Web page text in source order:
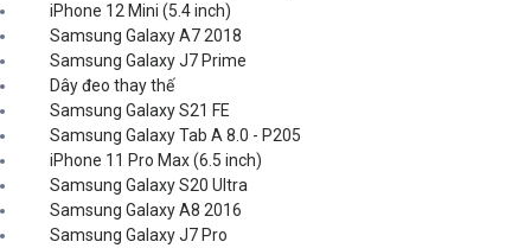
iPhone 12 Mini (5.4 inch)
Samsung Galaxy A7 2018
Samsung Galaxy J7 Prime
Dây đeo thay thế
Samsung Galaxy S21 FE
Samsung Galaxy Tab A 8.0 - P205
iPhone 11 Pro Max (6.5 inch)
Samsung Galaxy S20 Ultra
Samsung Galaxy A8 2016
Samsung Galaxy J7 Pro